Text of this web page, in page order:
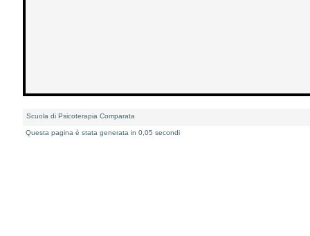
Scuola di Psicoterapia Comparata
Questa pagina è stata generata in 0,05 secondi